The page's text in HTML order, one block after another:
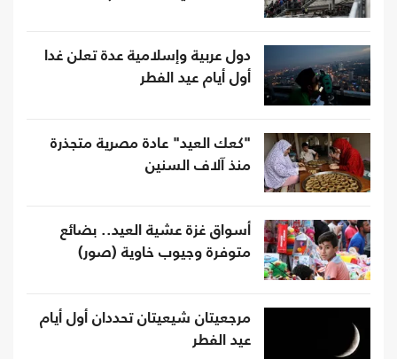
دول عربية وإسلامية عدة تعلن غدا
أول أيام عيد الفطر
"كعك العيد" عادة مصرية متجذرة
منذ آلاف السنين
أسواق غزة عشية العيد.. بضائع
متوفرة وجيوب خاوية (صور)
مرجعيتان شيعيتان تحددان أول أيام
عيد الفطر‎